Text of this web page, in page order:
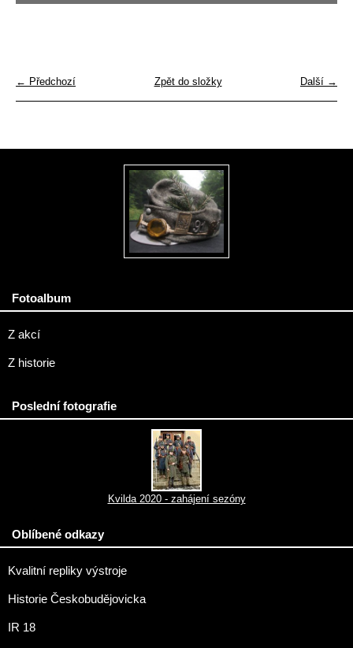
← Předchozí Další →
Zpět do složky
Fotoalbum
Z akcí
Z historie
Poslední fotografie
Kvilda 2020 - zahájení sezóny
Oblíbené odkazy
Kvalitní repliky výstroje
Historie Českobudějovicka
IR 18